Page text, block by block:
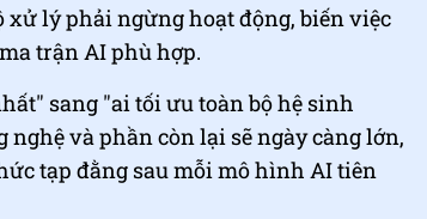
xử lý phải ngừng hoạt động, biến việc
trận AI phù hợp.
sang "ai tối ưu toàn bộ hệ sinh
và phần còn lại sẽ ngày càng lớn,
tạp đằng sau mỗi mô hình AI tiên